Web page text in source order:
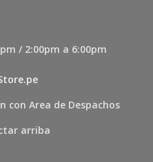
/ 2:00pm a 6:00pm
con Area de Despachos
arriba